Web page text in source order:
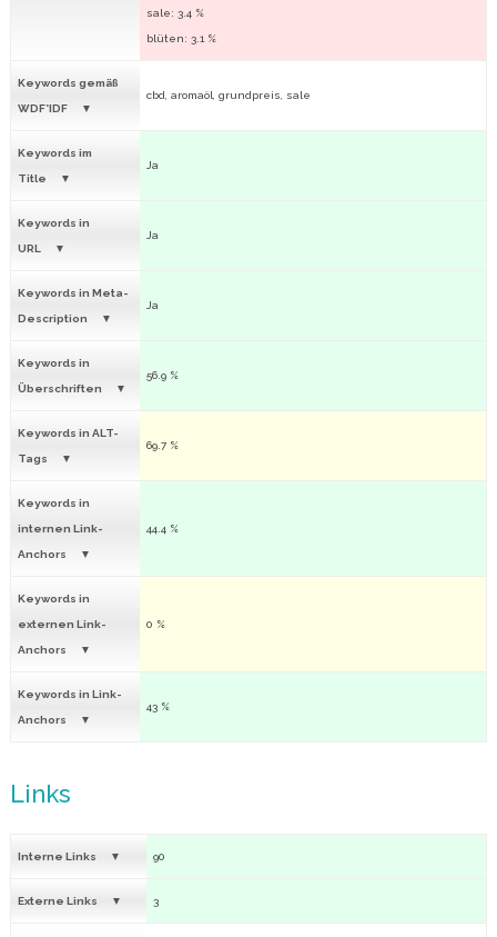
sale: 3.4 %
blüten: 3.1 %
Keywords gemäß
WDF*IDF
cbd, aromaöl, grundpreis, sale
Keywords im
Title
Ja
Keywords in
URL
Ja
Keywords in Meta-
Description
Ja
Keywords in
Überschriften
56.9 %
Keywords in ALT-
Tags
69.7 %
Keywords in
internen Link-
Anchors
44.4 %
Keywords in
externen Link-
Anchors
0 %
Keywords in Link-
Anchors
43 %
Links
Interne Links 90
Externe Links 3